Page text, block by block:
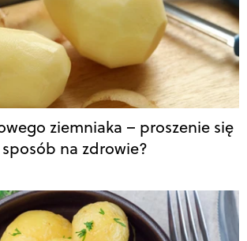
ziemniaka – proszenie się
na zdrowie?